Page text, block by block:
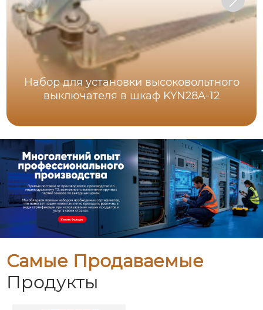
Набор для установки высоковольтного
выключателя в шкаф KYN28A-12
Самые Продаваемые
Продукты